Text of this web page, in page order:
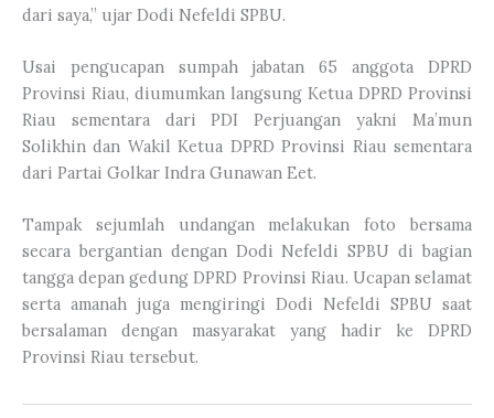
dari saya,” ujar Dodi Nefeldi SPBU.
Usai pengucapan sumpah jabatan 65 anggota DPRD
Provinsi Riau, diumumkan langsung Ketua DPRD Provinsi
Riau sementara dari PDI Perjuangan yakni Ma’mun
Solikhin dan Wakil Ketua DPRD Provinsi Riau sementara
dari Partai Golkar Indra Gunawan Eet.
Tampak sejumlah undangan melakukan foto bersama
secara bergantian dengan Dodi Nefeldi SPBU di bagian
tangga depan gedung DPRD Provinsi Riau. Ucapan selamat
serta amanah juga mengiringi Dodi Nefeldi SPBU saat
bersalaman dengan masyarakat yang hadir ke DPRD
Provinsi Riau tersebut.